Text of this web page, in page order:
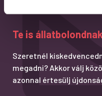
Te is
Szeretnél
megadni? Akkor válj
azonnal értesülj